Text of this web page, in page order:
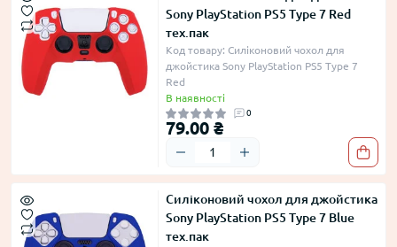
Sony PlayStation PS5 Type 7 Red
тех.пак
Код товару: Силіконовий чохол для
джойстика Sony PlayStation PS5 Type 7
Red
В наявності
0
79.00 ₴
Силіконовий чохол для джойстика
Sony PlayStation PS5 Type 7 Blue
тех.пак